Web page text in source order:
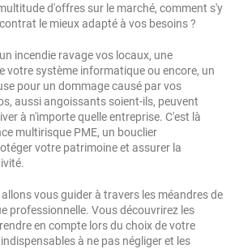
d'offres sur le marché, comment s'y
le mieux adapté à vos besoins ?
incendie ravage vos locaux, une
votre système informatique ou encore, un
pour un dommage causé par vos
aussi angoissants soient-ils, peuvent
à n'importe quelle entreprise. C'est là
multirisque PME, un bouclier
votre patrimoine et assurer la
vous guider à travers les méandres de
professionnelle. Vous découvrirez les
en compte lors du choix de votre
à ne pas négliger et les